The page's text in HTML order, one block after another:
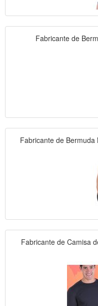
Fabricante de
Fabricante de
Fabricante de Camisa